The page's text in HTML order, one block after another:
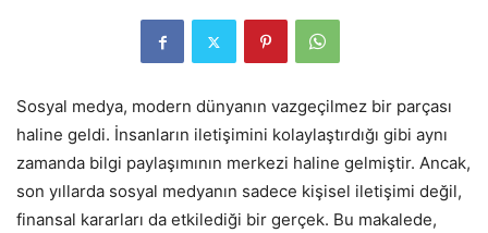
Sosyal medya, modern dünyanın vazgeçilmez bir parçası
haline geldi. İnsanların iletişimini kolaylaştırdığı gibi aynı
zamanda bilgi paylaşımının merkezi haline gelmiştir. Ancak,
son yıllarda sosyal medyanın sadece kişisel iletişimi değil,
finansal kararları da etkilediği bir gerçek. Bu makalede,